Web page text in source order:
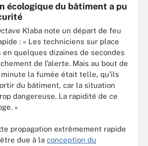
écologique du bâtiment a pu
Klaba note un départ de feu
: « Les techniciens sur place
quelques dizaines de secondes
de l’alerte. Mais au bout de
la fumée était telle, qu’ils
du bâtiment, car la situation
dangereuse. La rapidité de ce
»
propagation extrêmement rapide
due à la conception du